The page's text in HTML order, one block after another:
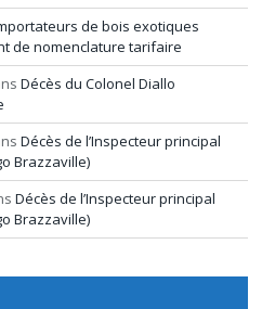
de bois exotiques
de nomenclature tarifaire
Décès du Colonel Diallo
Décès de l’Inspecteur principal
Brazzaville)
Décès de l’Inspecteur principal
Brazzaville)